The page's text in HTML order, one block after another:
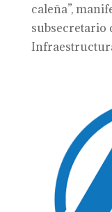
caleña”,
subsecretario